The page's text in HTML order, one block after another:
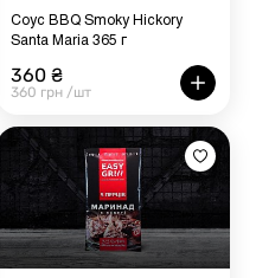
Соус BBQ Smoky Hickory
Santa Maria 365 г
360 ₴
360 грн /шт